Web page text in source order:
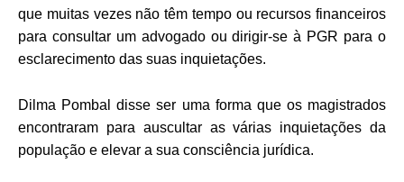
que muitas vezes não têm tempo ou recursos financeiros
para consultar um advogado ou dirigir-se à PGR para o
esclarecimento das suas inquietações.
Dilma Pombal disse ser uma forma que os magistrados
encontraram para auscultar as várias inquietações da
população e elevar a sua consciência jurídica.